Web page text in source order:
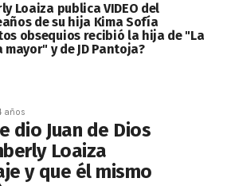
Loaiza publica VIDEO del
de su hija Kima Sofía
obsequios recibió la hija de "La
mayor" y de JD Pantoja?
años
dio Juan de Dios
Loaiza
y que él mismo